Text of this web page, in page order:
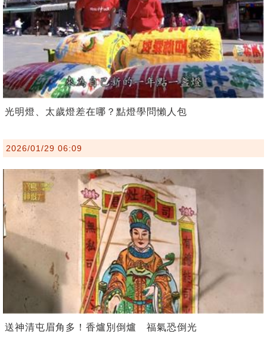
光明燈、太歲燈差在哪？點燈學問懶人包
2026/01/29 06:09
送神清屯眉角多！香爐別倒爐 福氣恐倒光